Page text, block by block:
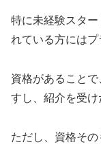
特に未経験スタ
れている方にはプ
資格があること
すし、紹介を受け
ただし、資格そ